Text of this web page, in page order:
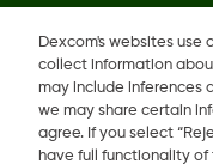
LBL013381 Rev001
Dexcom's websites
collect information
may include inferences
we may share certain
agree. If you select
have full functionality